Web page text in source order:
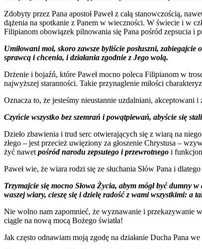
Zdobyty przez Pana apostoł Paweł z całą stanowczością,
dążenia na spotkanie z Panem w wieczności. W świecie i w
Filipianom obowiązek pilnowania się Pana pośród zepsucia i
Umiłowani moi, skoro zawsze byliście posłuszni,
sprawcą i chcenia, i działania zgodnie z Jego wolą.
Drżenie i bojaźń, które Paweł mocno poleca Filipianom w
najwyższej staranności. Takie przynaglenie miłości
Oznacza to, że jesteśmy nieustannie uzdalniani, akceptowani
Czyńcie wszystko bez szemrań i powątpiewań, abyście się
Dzieło zbawienia i trud serc otwierających się z wiarą na
złego – jest przecież uwięziony za głoszenie Chrystusa –
żyć nawet pośród narodu zepsutego i przewrotnego i
Paweł wie, że wiara rodzi się ze słuchania Słów Pana i
Trzymajcie się mocno Słowa Życia, abym mógł być dumny
waszej wiary, cieszę się i dzielę radość z wami wszystkimi: a
Nie wolno nam zapomnieć, że wyznawanie i przekazywanie
ciągle na nową mocą Bożego światła!
Jak często odnawiam moją zgodę na działanie Ducha Pana